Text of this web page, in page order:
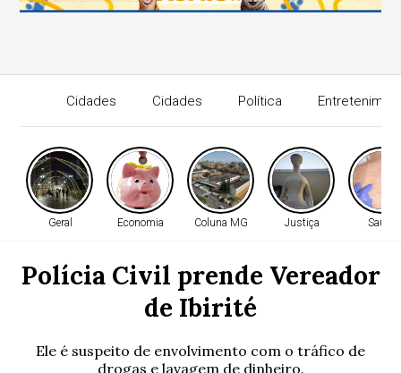
Cidades Cidades Política
Geral Economia Coluna MG Justiça Saúde
Polícia Civil prende Vereador
de Ibirité
Ele é suspeito de envolvimento com o tráfico de
drogas e lavagem de dinheiro.